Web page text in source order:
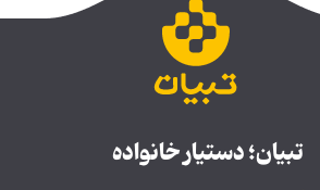
تبیان؛ دستیار خانواده